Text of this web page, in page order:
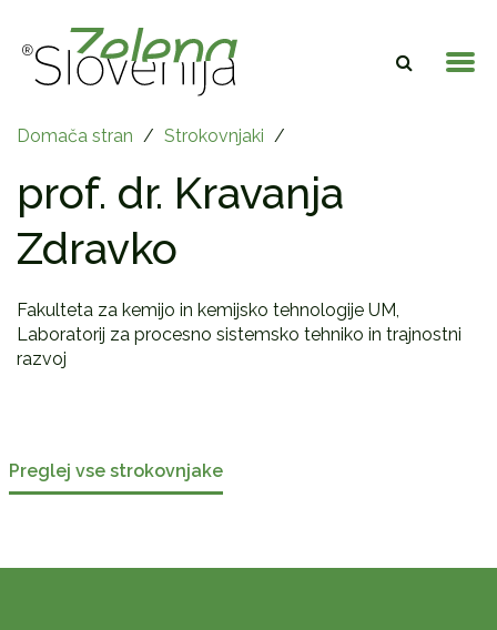
Domača stran / Strokovnjaki /
prof. dr. Kravanja
Zdravko
Fakulteta za kemijo in kemijsko tehnologije UM,
Laboratorij za procesno sistemsko tehniko in trajnostni
razvoj
Preglej vse strokovnjake